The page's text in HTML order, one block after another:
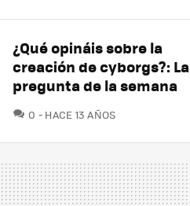
¿Qué opináis sobre la
creación de cyborgs?: La
pregunta de la semana
0 COMENTARIOS
HACE 13 AÑOS